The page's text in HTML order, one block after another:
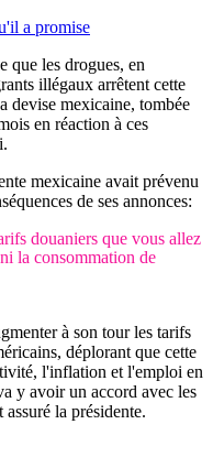
a promise
que les drogues, en
illégaux arrêtent cette
devise mexicaine, tombée
en réaction à ces
mexicaine avait prévenu
de ses annonces:
douaniers que vous allez
la consommation de
à son tour les tarifs
déplorant que cette
l'inflation et l'emploi en
y avoir un accord avec les
la présidente.